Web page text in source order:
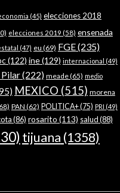
(45) elecciones 2018
elecciones 2019 (58) ensenada
(47) eu (69) FGE(235)
(122) ine(129) internacional (49)
(222) meade(65) medio
MEXICO (515) morena
PAN (62) POLITICA+(75) PRI (49)
(86) rosarito (113) salud(88)
tijuana (1358)